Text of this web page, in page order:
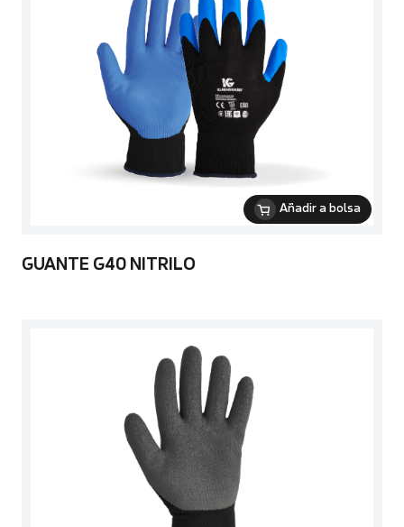
Añadir a bolsa
GUANTE G40 NITRILO